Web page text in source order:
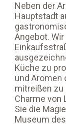
Neben der
Hauptstadt
Angebot.
Küche zu
und Aromen
mitreißen zu
Charme von
Sie die
Museum